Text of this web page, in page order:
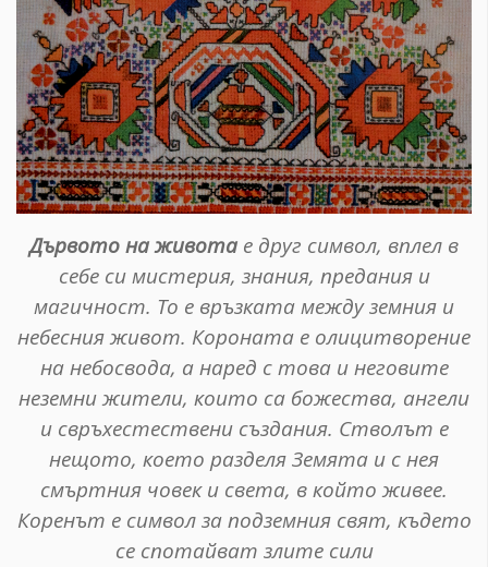
Дървото на живота е друг символ, вплел в
себе си мистерия, знания, предания и
магичност. То е връзката между земния и
небесния живот. Короната е олицитворение
на небосвода, а наред с това и неговите
неземни жители, които са божества, ангели
и свръхестествени създания. Стволът е
нещото, което разделя Земята и с нея
смъртния човек и света, в който живее.
Коренът е символ за подземния свят, където
се спотайват злите сили